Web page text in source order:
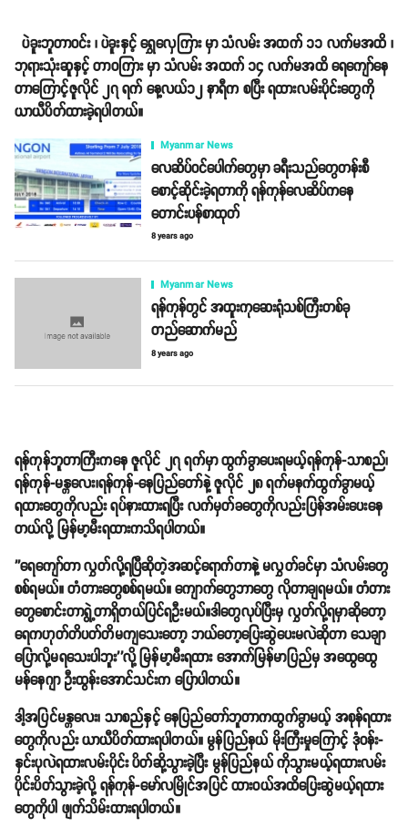
ပဲခူးဘူတာဝင်း ၊ ပဲခူးနှင့် ရွှေလှေကြား မှာ သံလမ်း အထက် ၁၁ လက်မအထိ ၊
ဘုရားသုံးဆူနှင့် တာဝကြား မှာ သံလမ်း အထက် ၁၄ လက်မအထိ ရေကျော်နေ
တာကြောင့်ဇူလိုင် ၂၇ ရက် နေ့လယ်၁၂ နာရီက စပြီး ရထားလမ်းပိုင်းတွေကို
ယာယီပိတ်ထားခဲ့ရပါတယ်။
Myanmar News
လေဆိပ်ဝင်ပေါက်တွေမှာ ခရီးသည်တွေတန်းစီ
စောင့်ဆိုင်းခဲ့ရတာကို ရန်ကုန်လေဆိပ်ကနေ
တောင်းပန်စာထုတ်
8 years ago
Myanmar News
ရန်ကုန်တွင် အထူးကုဆေးရုံသစ်ကြီးတစ်ခု
တည်ဆောက်မည်
8 years ago
ရန်ကုန်ဘူတာကြီးကနေ ဇူလိုင် ၂၇ ရက်မှာ ထွက်ခွာပေးရမယ့်ရန်ကုန်-သာစည်၊
ရန်ကုန်-မန္တလေး၊ရန်ကုန်-နေပြည်တော်နဲ့ ဇူလိုင် ၂၈ ရက်မနက်ထွက်ခွာမယ့်
ရထားတွေကိုလည်း ရပ်နားထားရပြီး လက်မှတ်ခတွေကိုလည်းပြန်အမ်းပေးနေ
တယ်လို့ မြန်မာ့မီးရထားကသိရပါတယ်။
''ရေကျော်တာ လွှတ်လို့ရပြီဆိုတဲ့အဆင့်ရောက်တာနဲ့ မလွှတ်ခင်မှာ သံလမ်းတွေ
စစ်ရမယ်။ တံတားတွေစစ်ရမယ်။ ကျောက်တွေဘာတွေ လိုတာချရမယ်။ တံတား
တွေစောင်းတာရွဲ့တာရှိတယ်ပြင်ရဦးမယ်။ဒါတွေလုပ်ပြီးမှ လွှတ်လို့ရမှာဆိုတော့
ရေကဟုတ်တိပတ်တိမကျသေးတော့ ဘယ်တော့ပြေးဆွဲပေးမလဲဆိုတာ သေချာ
ပြောလို့မရသေးပါဘူး''လို့ မြန်မာ့မီးရထား အောက်မြန်မာပြည်မှ အထွေထွေ
မန်နေဂျာ ဦးထွန်းအောင်သင်းက ပြောပါတယ်။
ဒါ့အပြင်မန္တလေး၊ သာစည်နှင့် နေပြည်တော်ဘူတာကထွက်ခွာမယ့် အစုန်ရထား
တွေကိုလည်း ယာယီပိတ်ထားရပါတယ်။ မွန်ပြည်နယ် မိုးကြီးမှုကြောင့် ဒုံဝန်း-
နှင်းပုလဲရထားလမ်းပိုင်း ပိတ်ဆို့သွားခဲ့ပြီး မွန်ပြည်နယ် ကိုသွားမယ့်ရထားလမ်း
ပိုင်းပိတ်သွားခဲ့လို့ ရန်ကုန်-မော်လမြိုင်အပြင် ထားဝယ်အထိပြေးဆွဲမယ့်ရထား
တွေကိုပါ ဖျက်သိမ်းထားရပါတယ်။